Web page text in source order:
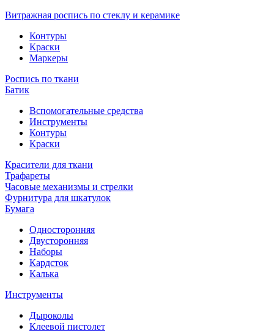
Витражная роспись по стеклу и керамике
Контуры
Краски
Маркеры
Роспись по ткани
Батик
Вспомогательные средства
Инструменты
Контуры
Краски
Красители для ткани
Трафареты
Часовые механизмы и стрелки
Фурнитура для шкатулок
Бумага
Односторонняя
Двусторонняя
Наборы
Кардсток
Калька
Инструменты
Дыроколы
Клеевой пистолет